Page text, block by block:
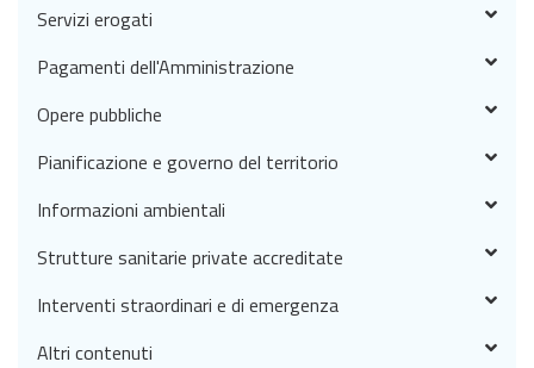
Servizi erogati
Pagamenti dell'Amministrazione
Opere pubbliche
Pianificazione e governo del territorio
Informazioni ambientali
Strutture sanitarie private accreditate
Interventi straordinari e di emergenza
Altri contenuti